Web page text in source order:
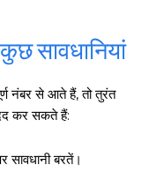
सावधानियां
नंबर से आते हैं, तो तुरंत
कर सकते हैं:
बरतें।